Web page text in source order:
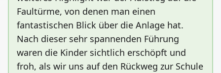
Faultürme, von denen man einen
fantastischen Blick über die Anlage hat.
Nach dieser sehr spannenden Führung
waren die Kinder sichtlich erschöpft und
froh, als wir uns auf den Rückweg zur Schule